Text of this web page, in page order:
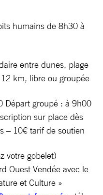
humains de 8h30 à
entre dunes, plage
km, libre ou groupée
Départ groupé : à 9h00
sur place dès
– 10€ tarif de soutien
votre gobelet)
Ouest Vendée avec le
et Culture »